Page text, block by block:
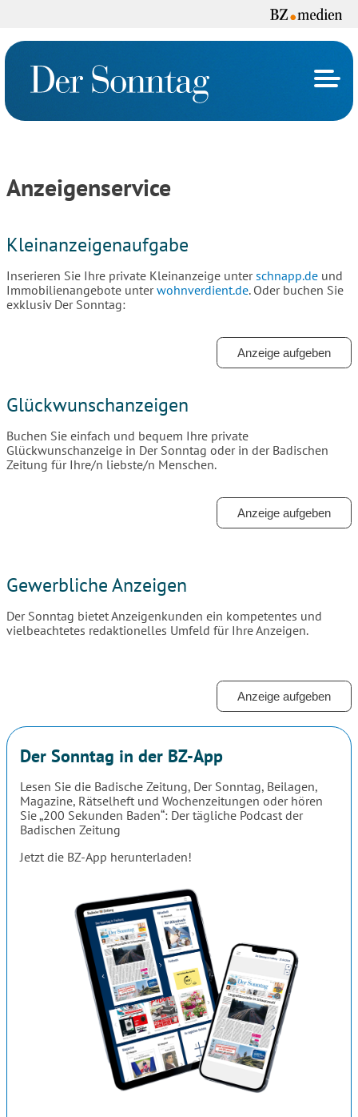
Anzeigenservice
Kleinanzeigenaufgabe
Inserieren Sie Ihre private Kleinanzeige unter schnapp.de und
Immobilienangebote unterwohnverdient.de. Oder buchen Sie
exklusiv Der Sonntag:
Anzeige aufgeben
Glückwunschanzeigen
Buchen Sie einfach und bequem Ihre private
Glückwunschanzeige in Der Sonntag oder in der Badischen
Zeitung für Ihre/n liebste/n Menschen.
Anzeige aufgeben
Gewerbliche Anzeigen
Der Sonntag bietet Anzeigenkunden ein kompetentes und
vielbeachtetes redaktionelles Umfeld für Ihre Anzeigen.
Anzeige aufgeben
Der Sonntag in der BZ-App
Lesen Sie die Badische Zeitung, Der Sonntag, Beilagen,
Magazine, Rätselheft und Wochenzeitungen oder hören
Sie „200 Sekunden Baden“: Der tägliche Podcast der
Badischen Zeitung
Jetzt die BZ-App herunterladen!